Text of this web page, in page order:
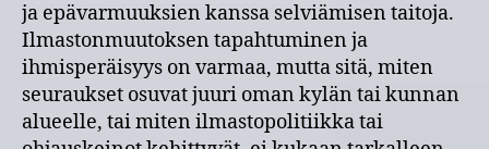
ja epävarmuuksien kanssa selviämisen taitoja.
Ilmastonmuutoksen tapahtuminen ja
ihmisperäisyys on varmaa, mutta sitä, miten
seuraukset osuvat juuri oman kylän tai kunnan
alueelle, tai miten ilmastopolitiikka tai